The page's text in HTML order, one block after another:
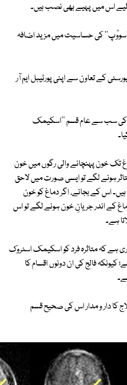
اس میں پہیے بھی نصب ہیں۔
''سووُپ'' کی حساسیت میں مزید اضافہ
کے تعاون سے اپنی پورٹیبل ایم آر
کی سب سے عام قسم ''اسکیمک
تک خون پہنچانے والی رگوں میں خون
ہونے لگے تو ایسی صورت میں لاحق
اس کے بجائے، اگر دماغ کو خون
کے اندر جریانِ خون ہونے لگے تو اس
ہے۔
ہے کہ متاثرہ فرد کو اسکیمک اسٹروک
کیونکہ فالج کی ان دونوں اقسام کا
کا دار و مدار اس کی صحیح قسم